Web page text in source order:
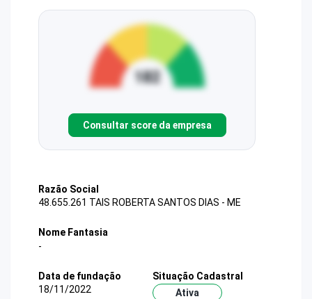
Consultar score da empresa
Razão Social
48.655.261 TAIS ROBERTA SANTOS DIAS - ME
Nome Fantasia
-
Data de fundação
18/11/2022
Situação Cadastral
Ativa